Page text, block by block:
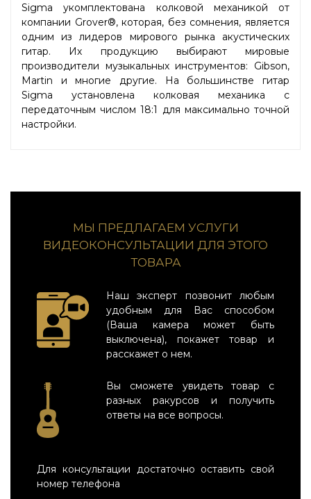
Sigma укомплектована колковой механикой от
компании Grover®, которая, без сомнения, является
одним из лидеров мирового рынка акустических
гитар. Их продукцию выбирают мировые
производители музыкальных инструментов: Gibson,
Martin и многие другие. На большинстве гитар
Sigma установлена колковая механика с
передаточным числом 18:1 для максимально точной
настройки.
МЫ ПРЕДЛАГАЕМ УСЛУГИ
ВИДЕОКОНСУЛЬТАЦИИ ДЛЯ ЭТОГО
ТОВАРА
Наш эксперт позвонит любым
удобным для Вас способом
(Ваша камера может быть
выключена), покажет товар и
расскажет о нем.
Вы сможете увидеть товар с
разных ракурсов и получить
ответы на все вопросы.
Для консультации достаточно оставить свой
номер телефона